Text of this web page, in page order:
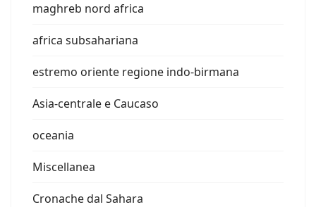
maghreb nord africa
africa subsahariana
estremo oriente regione indo-birmana
Asia-centrale e Caucaso
oceania
Miscellanea
Cronache dal Sahara